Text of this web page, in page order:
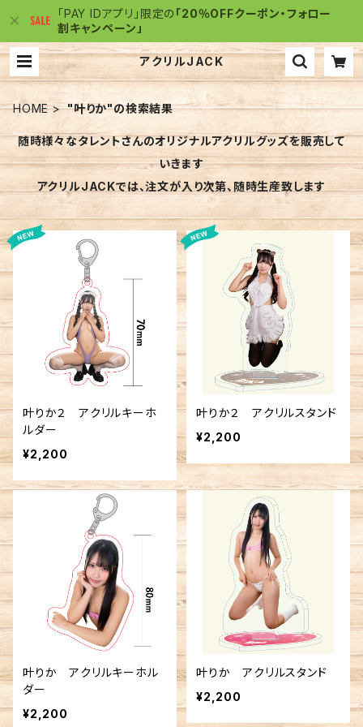
「PAY IDアプリ」限定の 「20％OFFクーポン・フォロー
割キャンペーン」
アクリルJACK
HOME "叶りか"の検索結果
随時様々なタレントさんのオリジナルアクリルグッズを販売して
いきます
アクリルJACKでは、注文が入り次第、随時生産致します
叶りか２ アクリルキーホ
ルダー
¥2,200
叶りか２ アクリルスタンド
¥2,200
叶りか アクリルキーホル
ダー
¥2,200
叶りか アクリルスタンド
¥2,200